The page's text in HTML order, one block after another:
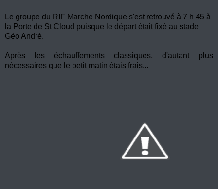
Le groupe du RIF Marche Nordique s'est retrouvé à 7 h 45 à
la Porte de St Cloud puisque le départ était fixé au stade
Géo André.
Après les échauffements classiques, d'autant plus
nécessaires que le petit matin étais frais...